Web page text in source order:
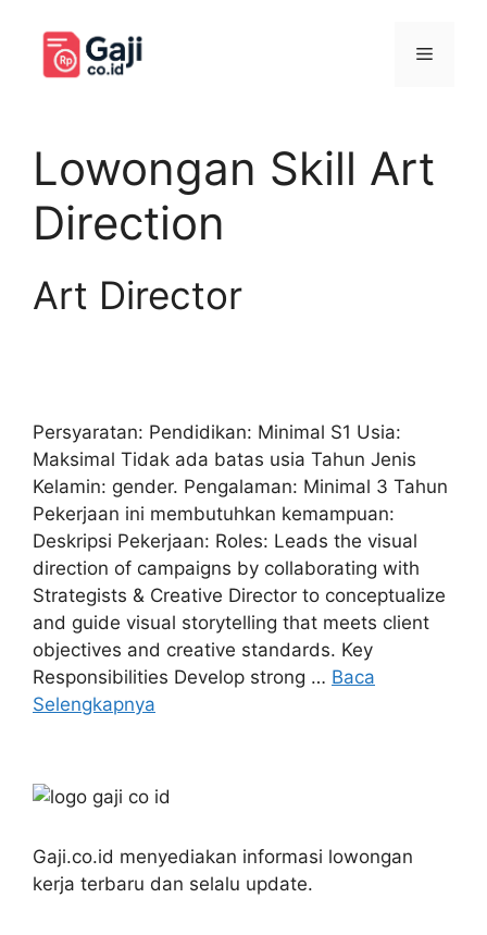
Menu
Lowongan Skill Art
Direction
Art Director
Persyaratan: Pendidikan: Minimal S1 Usia:
Maksimal Tidak ada batas usia Tahun Jenis
Kelamin: gender. Pengalaman: Minimal 3 Tahun
Pekerjaan ini membutuhkan kemampuan:
Deskripsi Pekerjaan: Roles: Leads the visual
direction of campaigns by collaborating with
Strategists & Creative Director to conceptualize
and guide visual storytelling that meets client
objectives and creative standards. Key
Responsibilities Develop strong … Baca
Selengkapnya
Gaji.co.id menyediakan informasi lowongan
kerja terbaru dan selalu update.